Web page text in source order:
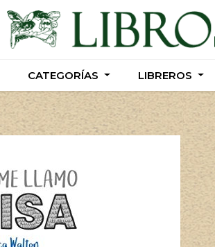
CATEGORÍAS LIBREROS
CATEGORÍAS LIBREROS